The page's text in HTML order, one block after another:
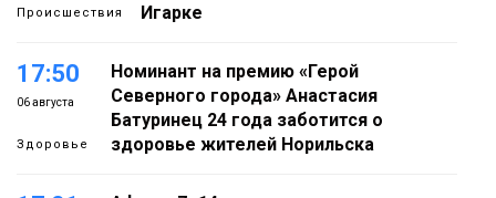
Происшествия
Игарке
17:50
06 августа
Здоровье
Номинант на премию «Герой
Северного города» Анастасия
Батуринец 24 года заботится о
здоровье жителей Норильска